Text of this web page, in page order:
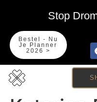
Stop
Bestel - Nu
Je Planner
2026 >